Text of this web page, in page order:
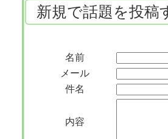
新規で話題を投稿
名前
メール
件名
内容